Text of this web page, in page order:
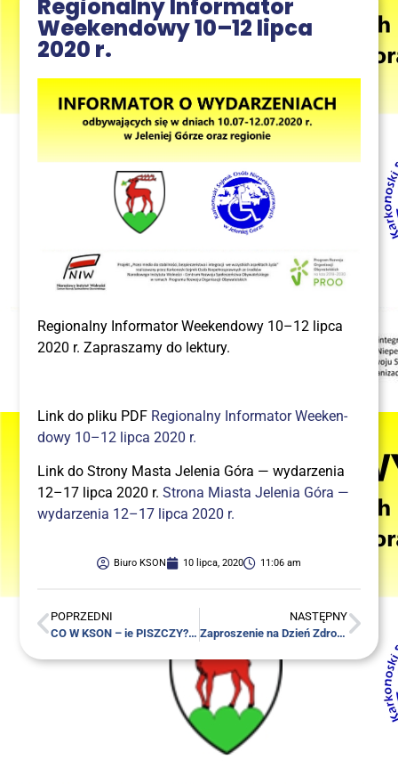
Regio­nal­ny Infor­ma­tor
Week­en­do­wy 10–12 lip­ca
2020 r.
Regio­nal­ny Infor­ma­tor Week­en­do­wy 10–12 lip­ca
2020 r. Zapra­sza­my do lektury.
Link do pli­ku PDF Regio­nal­ny Infor­ma­tor Week­en­
do­wy 10–12 lip­ca 2020 r.
Link do Stro­ny Masta Jele­nia Góra — wyda­rze­nia
12–17 lip­ca 2020 r.Stro­na Mia­sta Jele­nia Góra —
wyda­rze­nia 12–17 lip­ca 2020 r.
Biuro KSON 10 lipca, 2020 11:06 am
POPRZEDNI
CO W KSON – ie PISZCZY???…
NASTĘPNY
Zapro­sze­nie na Dzień Zdro­wia Medi­nap 24 lipiec 2020 r.